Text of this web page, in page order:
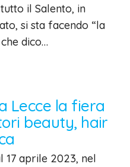
il Salento, in
si sta facendo “la
dico…
Lecce la fiera
beauty, hair
17 aprile 2023, nel